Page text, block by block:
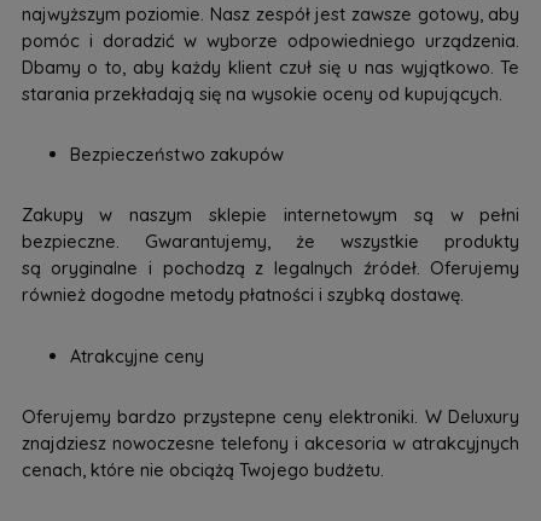
najwyższym poziomie. Nasz zespół jest zawsze gotowy, aby
pomóc i doradzić w wyborze odpowiedniego urządzenia.
Dbamy o to, aby każdy klient czuł się u nas wyjątkowo. Te
starania przekładają się na wysokie oceny od kupujących.
Bezpieczeństwo zakupów
Zakupy w naszym sklepie internetowym są w pełni
bezpieczne. Gwarantujemy, że wszystkie produkty
są oryginalne i pochodzą z legalnych źródeł. Oferujemy
również dogodne metody płatności i szybką dostawę.
Atrakcyjne ceny
Oferujemy bardzo przystepne ceny elektroniki. W Deluxury
znajdziesz nowoczesne telefony i akcesoria w atrakcyjnych
cenach, które nie obciążą Twojego budżetu.